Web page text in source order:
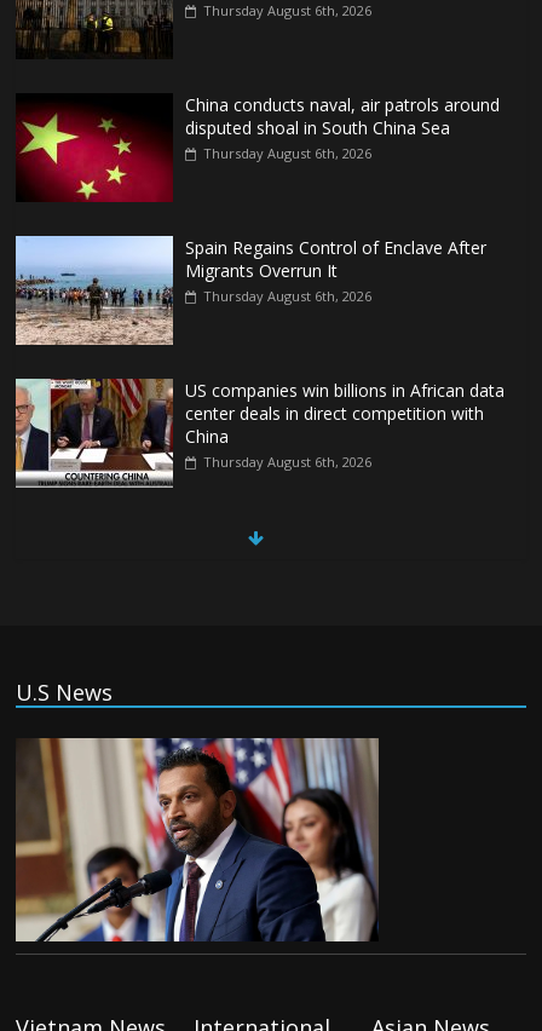
Thursday August 6th, 2026
China conducts naval, air patrols around
disputed shoal in South China Sea
Thursday August 6th, 2026
Spain Regains Control of Enclave After
Migrants Overrun It
Thursday August 6th, 2026
US companies win billions in African data
center deals in direct competition with
China
Thursday August 6th, 2026
China, Russia, Iran and North Korea
(Tiếng Việt) Trung Quốc va chạm với
Philippines trong khi vẫn cứu thuyền viên
Việt Nam, vì sao?
Tuesday August 4th, 2026
(Tiếng Việt) Ba người thiệt mạng khi bom
U.S News